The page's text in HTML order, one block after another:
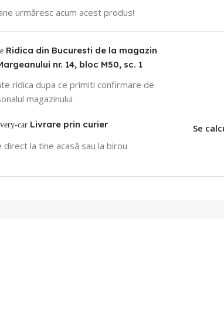
urmăresc acum acest produs!
Ridica din Bucuresti de la magazin
nr. 14, bloc M50, sc. 1
ridica dupa ce primiti confirmare de
magazinului
Livrare prin curier
direct la tine acasă sau la birou
Se